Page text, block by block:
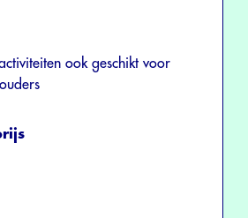
ook geschikt voor